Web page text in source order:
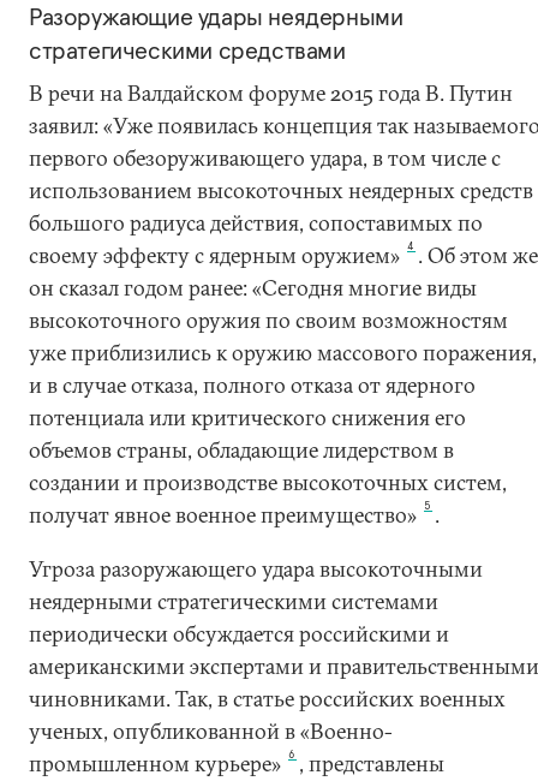
Разоружающие удары неядерными
стратегическими средствами
В речи на Валдайском форуме 2015 года В. Путин
заявил: «Уже появилась концепция так
первого обезоруживающего удара, в том числе с
использованием высокоточных неядерных средств
большого радиуса действия, сопоставимых по
своему эффекту с ядерным оружием» 4 . Об этом же
он сказал годом ранее: «Сегодня многие виды
высокоточного оружия по своим возможностям
уже приблизились к оружию массового поражения,
и в случае отказа, полного отказа от ядерного
потенциала или критического снижения его
объемов страны, обладающие лидерством в
создании и производстве высокоточных систем,
получат явное военное преимущество» 5 .
Угроза разоружающего удара высокоточными
неядерными стратегическими системами
периодически обсуждается российскими и
американскими экспертами и правительственными
чиновниками. Так, в статье российских военных
ученых, опубликованной в «Военно-
промышленном курьере» 6 , представлены